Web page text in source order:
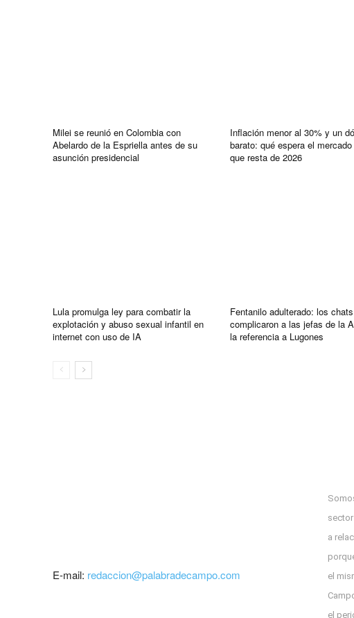
Milei se reunió en Colombia con
Abelardo de la Espriella antes de su
asunción presidencial
Inflación menor al 30% y un
barato: qué espera el
que resta de 2026
Lula promulga ley para combatir la
explotación y abuso sexual infantil en
internet con uso de IA
Fentanilo adulterado: los
complicaron a las jefas de la
la referencia a Lugones
E-mail: redaccion@palabradecampo.com
a
el
el